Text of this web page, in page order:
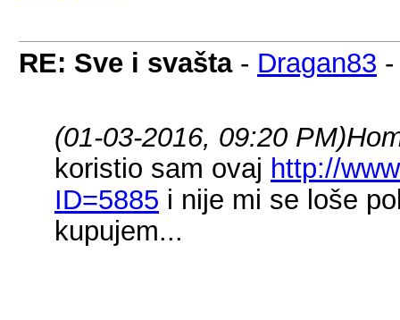
RE: Sve i svašta- Dragan83
(01-03-2016, 09:20 PM)
koristio sam ovaj http://
ID=5885 i nije mi se loše
kupujem...